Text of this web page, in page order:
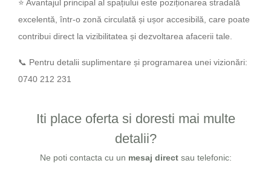
⭐ Avantajul principal al spațiului este poziționarea stradală
excelentă, într-o zonă circulată și ușor accesibilă, care poate
contribui direct la vizibilitatea și dezvoltarea afacerii tale.
📞 Pentru detalii suplimentare și programarea unei vizionări:
0740 212 231
Iti place oferta si doresti mai multe
detalii?
Ne poti contacta cu un mesaj directsau telefonic: